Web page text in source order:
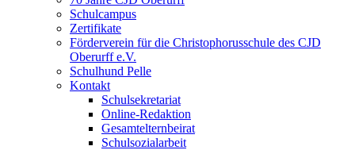
Schulcampus
Zertifikate
Förderverein für die Christophorusschule des CJD
Oberurff e.V.
Schulhund Pelle
Kontakt
Schulsekretariat
Online-Redaktion
Gesamtelternbeirat
Schulsozialarbeit